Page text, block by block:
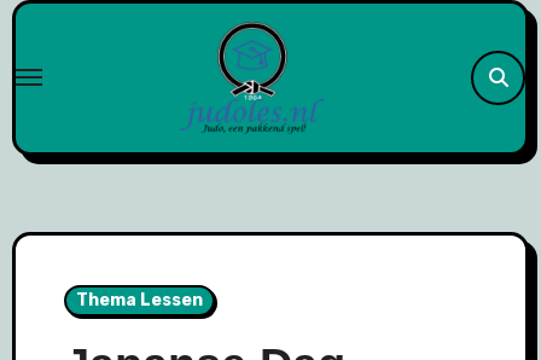
Naar
inhoud
Thema Lessen